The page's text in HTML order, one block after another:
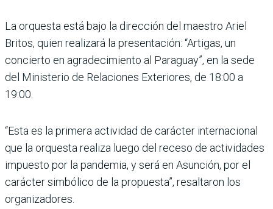
La orquesta está bajo la dirección del maestro Ariel
Britos, quien realizará la presentación: “Artigas, un
concierto en agradecimiento al Paraguay”, en la sede
del Ministerio de Relaciones Exteriores, de 18:00 a
19:00.
“Esta es la primera actividad de carácter internacional
que la orquesta realiza luego del receso de actividades
impuesto por la pandemia, y será en Asunción, por el
carácter simbólico de la propuesta”, resaltaron los
organizadores.